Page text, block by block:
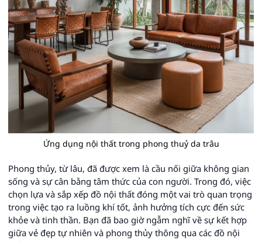
Ứng dụng nội thất trong phong thuỷ da trâu
Phong thủy, từ lâu, đã được xem là cầu nối giữa không gian
sống và sự cân bằng tâm thức của con người. Trong đó, việc
chọn lựa và sắp xếp đồ nội thất đóng một vai trò quan trọng
trong việc tạo ra luồng khí tốt, ảnh hưởng tích cực đến sức
khỏe và tinh thần. Bạn đã bao giờ ngẫm nghĩ về sự kết hợp
giữa vẻ đẹp tự nhiên và phong thủy thông qua các đồ nội